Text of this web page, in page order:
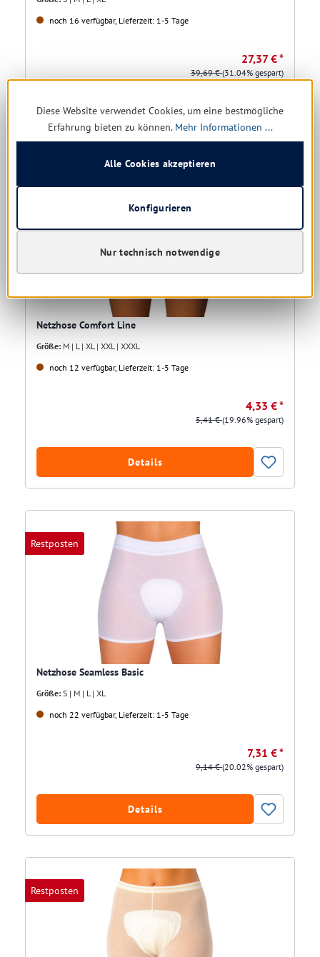
noch 16 verfügbar, Lieferzeit: 1-5 Tage
27,37 € *
39,69 €(31.04% gespart)
Details
Netzhose Comfort Line
Größe: M | L | XL | XXL | XXXL
noch 12 verfügbar, Lieferzeit: 1-5 Tage
4,33 € *
5,41 €(19.96% gespart)
Details
Restposten
Netzhose Seamless Basic
Größe: S | M | L | XL
noch 22 verfügbar, Lieferzeit: 1-5 Tage
7,31 € *
9,14 €(20.02% gespart)
Details
Restposten
Diese Website verwendet Cookies, um eine bestmögliche
Erfahrung bieten zu können. Mehr Informationen ...
Nur technisch notwendige
Konfigurieren
Alle Cookies akzeptieren